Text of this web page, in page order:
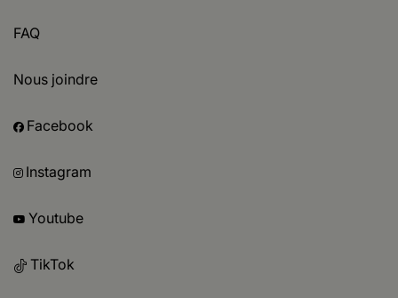
FAQ
Nous joindre
Facebook
Instagram
Youtube
TikTok